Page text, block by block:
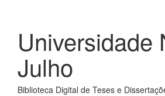
Universidade
Julho
Biblioteca Digital de Teses e